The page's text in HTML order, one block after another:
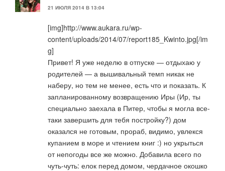
21 ИЮЛЯ 2014 В 13:04
[img]http://www.aukara.ru/wp-
content/uploads/2014/07/report185_Kwinto.jpg[/im
g]
Привет! Я уже неделю в отпуске — отдыхаю у
родителей — а вышивальный темп никак не
наберу, но тем не менее, есть что и показать. К
запланированному возвращению Иры (Ир, ты
специально заехала в Питер, чтобы я могла все-
таки завершить для тебя постройку?) дом
оказался не готовым, прораб, видимо, увлекся
купанием в море и чтением книг :) но укрыться
от непогоды все же можно. Добавила всего по
чуть-чуть: елок перед домом, чердачное окошко